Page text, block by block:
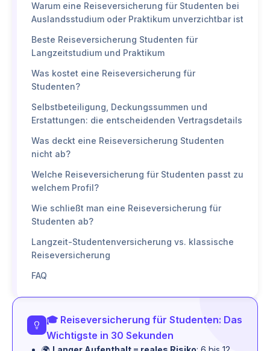
🎓 Reiseversicherung für Studenten: Das
Wichtigste in 30 Sekunden
Warum eine Reiseversicherung für Studenten bei
Auslandsstudium oder Praktikum unverzichtbar ist
Beste Reiseversicherung Studenten für
Langzeitstudium und Praktikum
Was kostet eine Reiseversicherung für
Studenten?
Selbstbeteiligung, Deckungssummen und
Erstattungen: die entscheidenden Vertragsdetails
Was deckt eine Reiseversicherung Studenten
nicht ab?
Welche Reiseversicherung für Studenten passt zu
welchem Profil?
Wie schließt man eine Reiseversicherung für
Studenten ab?
Langzeit-Studentenversicherung vs. klassische
Reiseversicherung
FAQ